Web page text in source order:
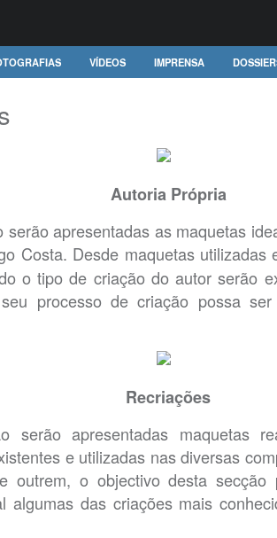
VÍDEOS IMPRENSA
Autoria Própria
serão apresentadas as maquetas
Costa. Desde maquetas utilizadas
o tipo de criação do autor serão
processo de criação possa ser
Recriações
serão apresentadas maquetas
e utilizadas nas diversas
outrem, o objectivo desta secção
algumas das criações mais